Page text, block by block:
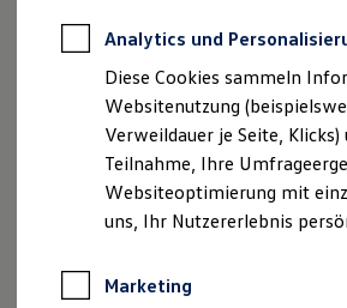
Autokredit mit
Versicherungen und Garantien
Kfz-Versicherung
Garantien
Wartungsverträge
Geschäftskunden
Professional Class bei
Großkunden
Behörden
Anpfiff zum Gewinn
Analytics und
Diese Cookies sammeln
Websitenutzung
Verweildauer je Seite,
Teilnahme, Ihre
Websiteoptimierung mit
uns, Ihr Nutzererlebnis
Marketing